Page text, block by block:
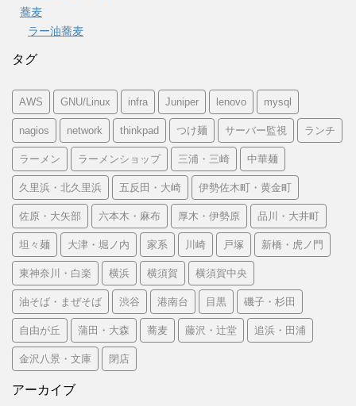
蕎麦
ラー油蕎麦
タグ
AWS GNU/Linux infra Juniper lenovo mysql
nagios network thinkpad つけ麺 サーバー監視 ランチ
ラーメン ラーメンショップ 三浦・三崎 中華麺
久里浜・北久里浜 五反田・大崎 伊勢佐木町・黄金町
佐原・大矢部 六本木・麻布 厚木・伊勢原 品川・大井町
坦々麺 大津・堀ノ内 家系 川崎 戸塚 新橋・虎ノ門
東神奈川・白楽 横浜 横須賀 横須賀中央
油そば・まぜそば 渋谷 港南台 目黒 磯子・杉田
自由が丘 蒲田・大森 蕎麦 藤沢・辻堂 追浜・田浦
金沢八景・文庫 閉店
アーカイブ